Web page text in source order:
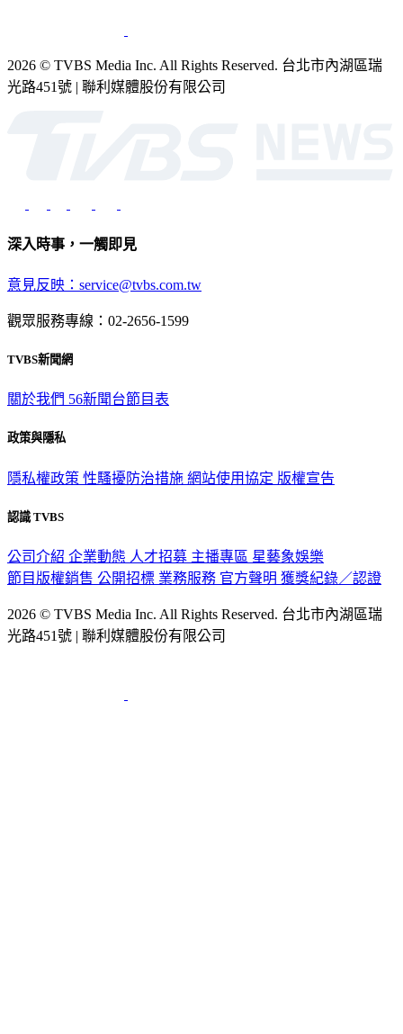
2026 © TVBS Media Inc. All Rights Reserved. 台北市內湖區瑞
光路451號 | 聯利媒體股份有限公司
深入時事，一觸即見
意見反映：service@tvbs.com.tw
觀眾服務專線：02-2656-1599
TVBS新聞網
關於我們 56新聞台節目表
政策與隱私
隱私權政策 性騷擾防治措施 網站使用協定 版權宣告
認識 TVBS
公司介紹 企業動態 人才招募 主播專區 星藝象娛樂
節目版權銷售 公開招標 業務服務 官方聲明 獲獎紀錄／認證
2026 © TVBS Media Inc. All Rights Reserved. 台北市內湖區瑞
光路451號 | 聯利媒體股份有限公司